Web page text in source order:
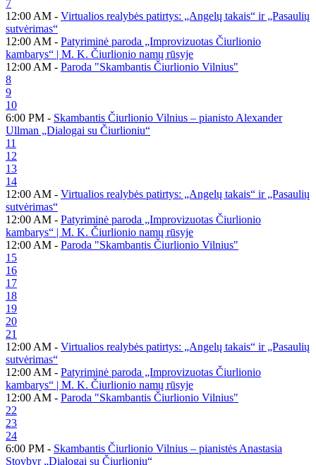
7
12:00 AM - Virtualios realybės patirtys: „Angelų takais“ ir „Pasaulių
sutvėrimas“
12:00 AM - Patyriminė paroda „Improvizuotas Čiurlionio
kambarys“ | M. K. Čiurlionio namų rūsyje
12:00 AM - Paroda "Skambantis Čiurlionio Vilnius"
8
9
10
6:00 PM - Skambantis Čiurlionio Vilnius – pianisto Alexander
Ullman „Dialogai su Čiurlioniu“
11
12
13
14
12:00 AM - Virtualios realybės patirtys: „Angelų takais“ ir „Pasaulių
sutvėrimas“
12:00 AM - Patyriminė paroda „Improvizuotas Čiurlionio
kambarys“ | M. K. Čiurlionio namų rūsyje
12:00 AM - Paroda "Skambantis Čiurlionio Vilnius"
15
16
17
18
19
20
21
12:00 AM - Virtualios realybės patirtys: „Angelų takais“ ir „Pasaulių
sutvėrimas“
12:00 AM - Patyriminė paroda „Improvizuotas Čiurlionio
kambarys“ | M. K. Čiurlionio namų rūsyje
12:00 AM - Paroda "Skambantis Čiurlionio Vilnius"
22
23
24
6:00 PM - Skambantis Čiurlionio Vilnius – pianistės Anastasia
Stovbyr „Dialogai su Čiurlioniu“